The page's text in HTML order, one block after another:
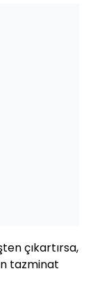
çıkartırsa,
tazminat